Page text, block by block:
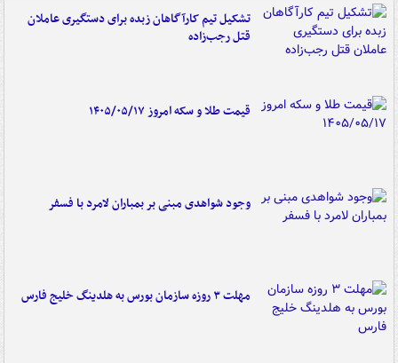
تشکیل تیم کارآگاهان زبده برای دستگیری عاملان
قتل رجب‌زاده
قیمت طلا و سکه امروز ۱۴۰۵/۰۵/۱۷
وجود شواهدی مبنی بر بمباران لامرد با فسفر
مهلت ۳ روزه سازمان بورس به هلدینگ خلیج فارس